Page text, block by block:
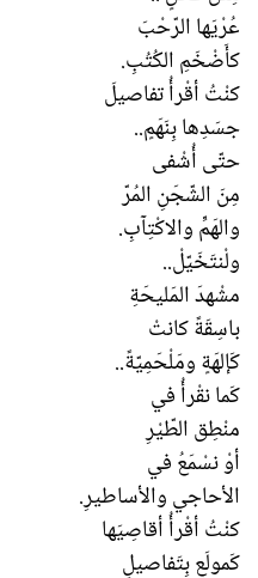
عُرْيَها الرّحْبَ
كأَضْخَمِ الكُتُبِ.
كنْتُ أقْرأُ تفاصيلَ
جسَدِها بِنَهَمٍ..
حتّى أُشْفى
مِنَ الشّجَنِ المُرّ
والهَمِّ والاكْتِآبِ.
ولْنتَخَيّلْ..
مشْهدَ المَليحَةِ
باسِقَةً كانتْ
كَإلهَةٍ ومَلْحَمِيّةً..
كَما نقْرأُ في
منْطِق الطّيْرِ
أوْ نسْمَعُ في
الأحاجي والأساطيرِ.
كنْتُ أقْرأُ أقاصِيَها
كَمولَعٍ بِتَفاصيلِ